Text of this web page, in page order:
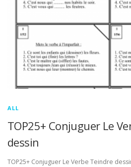
ALL
TOP25+ Conjuguer Le
dessin
TOP25+ Conjuguer Le Verbe Teindre